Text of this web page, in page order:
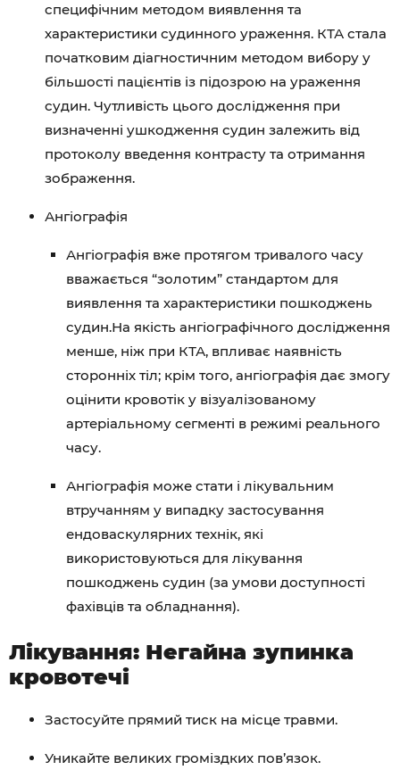
специфічним методом виявлення та
характеристики судинного ураження. КТА стала
початковим діагностичним методом вибору у
більшості пацієнтів із підозрою на ураження
судин. Чутливість цього дослідження при
визначенні ушкодження судин залежить від
протоколу введення контрасту та отримання
зображення.
Ангіографія
Ангіографія вже протягом тривалого часу
вважається “золотим” стандартом для
виявлення та характеристики пошкоджень
судин.На якість ангіографічного дослідження
менше, ніж при КТА, впливає наявність
сторонніх тіл; крім того, ангіографія дає змогу
оцінити кровотік у візуалізованому
артеріальному сегменті в режимі реального
часу.
Ангіографія може стати і лікувальним
втручанням у випадку застосування
ендоваскулярних технік, які
використовуються для лікування
пошкоджень судин (за умови доступності
фахівців та обладнання).
Лікування: Негайна зупинка
кровотечі
Застосуйте прямий тиск на місце травми.
Уникайте великих громіздких пов’язок.